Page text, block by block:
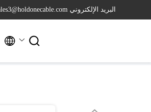
البريد الإلكتروني sales3@holdonecable.com
 